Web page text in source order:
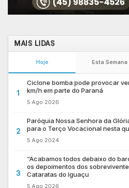
MAIS LIDAS
Hoje Esta Semana
1
Ciclone bomba pode provocar
km/h em parte do Paraná
5 Ago 2026
2
Paróquia Nossa Senhora da
para o Terço Vocacional nesta
5 Ago 2024
3
“Acabamos todos debaixo do
os depoimentos dos
Cataratas do Iguaçu
5 Ago 2026